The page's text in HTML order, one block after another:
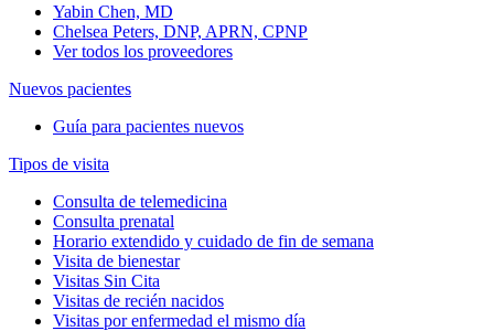
Yabin Chen, MD
Chelsea Peters, DNP, APRN, CPNP
Ver todos los proveedores
Nuevos pacientes
Guía para pacientes nuevos
Tipos de visita
Consulta de telemedicina
Consulta prenatal
Horario extendido y cuidado de fin de semana
Visita de bienestar
Visitas Sin Cita
Visitas de recién nacidos
Visitas por enfermedad el mismo día